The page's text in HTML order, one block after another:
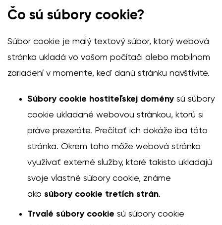
Čo sú súbory cookie?
Súbor cookie je malý textový súbor, ktorý webová
stránka ukladá vo vašom počítači alebo mobilnom
zariadení v momente, keď danú stránku navštívite.
Súbory cookie hostiteľskej domény sú súbory
cookie ukladané webovou stránkou, ktorú si
práve prezeráte. Prečítať ich dokáže iba táto
stránka. Okrem toho môže webová stránka
využívať externé služby, ktoré takisto ukladajú
svoje vlastné súbory cookie, známe
ako súbory cookie tretích strán.
Trvalé súbory cookie sú súbory cookie